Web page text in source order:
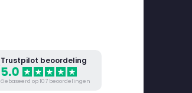
Trustpilot beoordeling
Gebaseerd op 107 beoordelingen